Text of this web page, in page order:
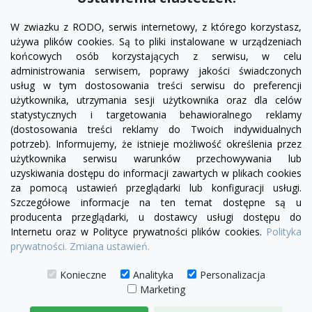
FacebookYouTubePinterest
W zwiazku z RODO, serwis internetowy, z którego korzystasz,
używa plików cookies. Są to pliki instalowane w urządzeniach
końcowych osób korzystających z serwisu, w celu
administrowania serwisem, poprawy jakości świadczonych
usług w tym dostosowania treści serwisu do preferencji
użytkownika, utrzymania sesji użytkownika oraz dla celów
statystycznych i targetowania behawioralnego reklamy
(dostosowania treści reklamy do Twoich indywidualnych
potrzeb). Informujemy, że istnieje możliwość określenia przez
użytkownika serwisu warunków przechowywania lub
uzyskiwania dostępu do informacji zawartych w plikach cookies
za pomocą ustawień przeglądarki lub konfiguracji usługi.
Szczegółowe informacje na ten temat dostępne są u
producenta przeglądarki, u dostawcy usługi dostępu do
Internetu oraz w Polityce prywatności plików cookies. Polityka
prywatności. Zmiana ustawień.
Konieczne Analityka
Personalizacja
Marketing
PRODUKTY

INFORMACJE
